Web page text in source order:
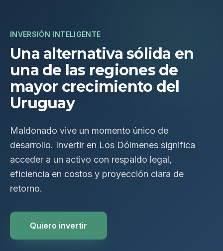
INVERSIÓN INTELIGENTE
Una alternativa sólida en
una de las regiones de
mayor crecimiento del
Uruguay
Maldonado vive un momento único de
desarrollo. Invertir en Los Dólmenes significa
acceder a un activo con respaldo legal,
eficiencia en costos y proyección clara de
retorno.
Quiero invertir